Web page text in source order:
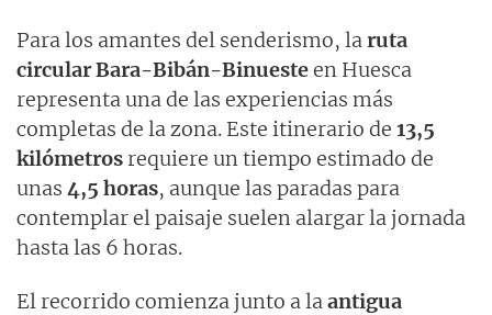
Para los amantes del senderismo, laruta
circular Bara-Bibán-Binuesteen Huesca
representa una de las experiencias más
completas de la zona. Este itinerario de 13,5
kilómetros requiere un tiempo estimado de
unas 4,5 horas, aunque las paradas para
contemplar el paisaje suelen alargar la jornada
hasta las 6 horas.
El recorrido comienza junto a laantigua